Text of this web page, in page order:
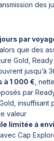
des
par
, alors que des
Gold,
jusqu’à
à 1 000 € ,
par
insuffisant
valeur
limitée à
Cap